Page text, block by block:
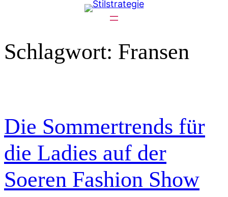
Schlagwort: Fransen
Die Sommertrends für
die Ladies auf der
Soeren Fashion Show